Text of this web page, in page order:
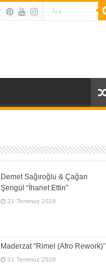
Demet Sağıroğlu & Çağan
Şengül “İhanet Ettin”
31 Temmuz 2026
Maderzat “Rimel (Afro Rework)”
31 Temmuz 2026